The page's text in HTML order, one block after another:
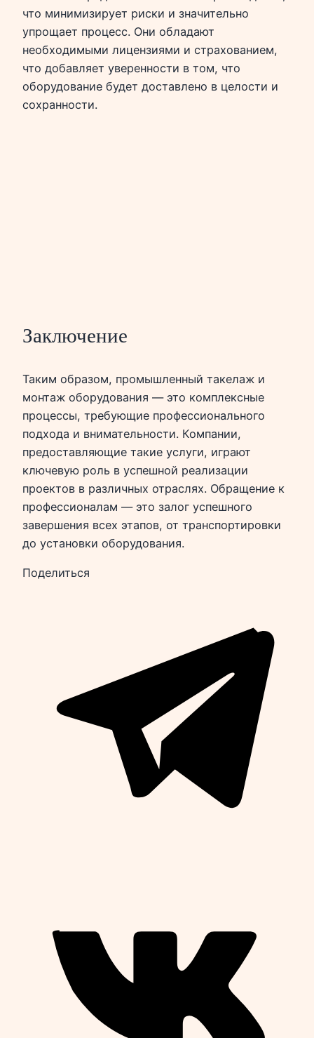
что минимизирует риски и значительно
упрощает процесс. Они обладают
необходимыми лицензиями и страхованием,
что добавляет уверенности в том, что
оборудование будет доставлено в целости и
сохранности.
Заключение
Таким образом, промышленный такелаж и
монтаж оборудования — это комплексные
процессы, требующие профессионального
подхода и внимательности. Компании,
предоставляющие такие услуги, играют
ключевую роль в успешной реализации
проектов в различных отраслях. Обращение к
профессионалам — это залог успешного
завершения всех этапов, от транспортировки
до установки оборудования.
Поделиться